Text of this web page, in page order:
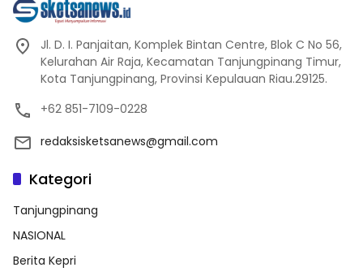
Jl. D. I. Panjaitan, Komplek Bintan Centre, Blok C No 56,
Kelurahan Air Raja, Kecamatan Tanjungpinang Timur,
Kota Tanjungpinang, Provinsi Kepulauan Riau.29125.
+62 851-7109-0228
redaksisketsanews@gmail.com
Kategori
Tanjungpinang
NASIONAL
Berita Kepri